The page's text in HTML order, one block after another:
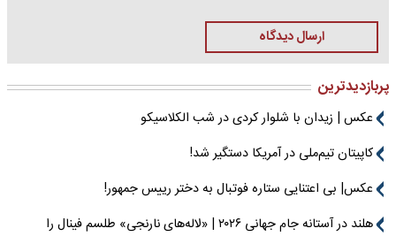
ارسال دیدگاه
پربازدیدترین
عکس | زیدان با شلوار کردی در شب الکلاسیکو
کاپیتان تیم‌ملی در آمریکا دستگیر شد!
عکس| بی اعتنایی ستاره فوتبال به دختر رییس جمهور!
هلند در آستانه جام جهانی ۲۰۲۶ | «لاله‌های نارنجی» طلسم فینال را